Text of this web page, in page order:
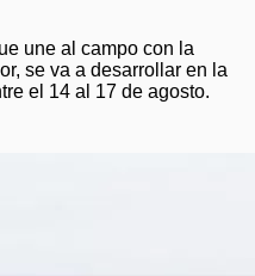
une al campo con la
se va a desarrollar en la
el 14 al 17 de agosto.